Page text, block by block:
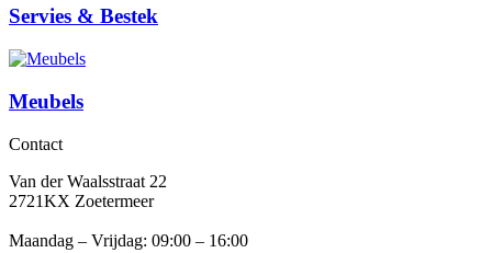
Servies & Bestek
Meubels
Contact
Van der Waalsstraat 22
2721KX Zoetermeer
Maandag – Vrijdag: 09:00 – 16:00